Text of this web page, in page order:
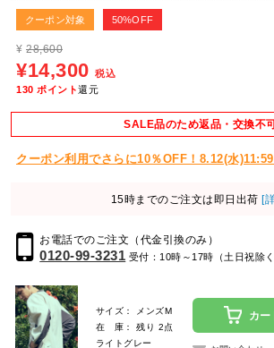
クーポン対象 50%OFF
¥ 28,600
¥14,300 税込
130 ポイント還元
SALE品のため返品・交換不
クーポン利用でさらに10％OFF！8.12(水
15時までのご注文は即日出荷 [
お電話でのご注文（代金引換のみ）
0120-99-3231 受付：10時～17時（土日祝除く
サイズ： メンズM
在 庫： 残り 2点
ライトグレー
カー